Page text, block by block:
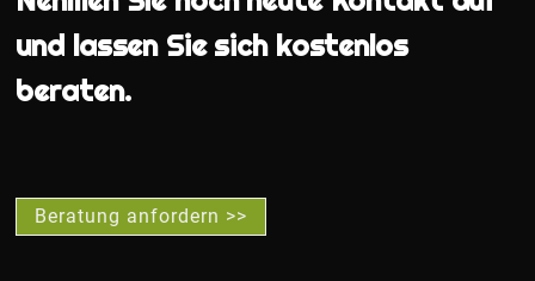
und lassen Sie sich kostenlos
beraten.
Beratung anfordern >>